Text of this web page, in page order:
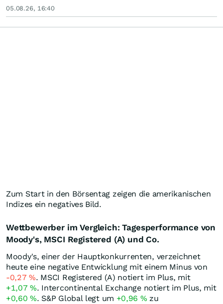
05.08.26, 16:40
Zum Start in den Börsentag zeigen die amerikanischen
Indizes ein negatives Bild.
Wettbewerber im Vergleich: Tagesperformance von
Moody's, MSCI Registered (A) und Co.
Moody's, einer der Hauptkonkurrenten, verzeichnet
heute eine negative Entwicklung mit einem Minus von
-0,27%. MSCI Registered (A) notiert im Plus, mit
+1,07%. Intercontinental Exchange notiert im Plus, mit
+0,60%. S&P Global legt um +0,96 % zu